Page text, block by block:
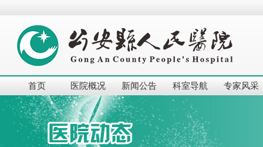
首页 医院概况 新闻公告 科室导航 专家风采